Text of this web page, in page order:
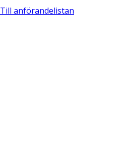
Till anförandelistan